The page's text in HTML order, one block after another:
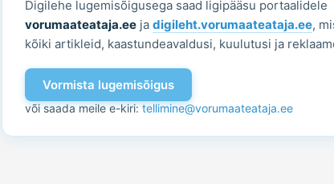
Digilehe lugemisõigusega saad ligipääsu portaalidele
vorumaateataja.ee ja digileht.vorumaateataja.ee,
kõiki artikleid, kaastundeavaldusi, kuulutusi ja
Vormista lugemisõigus
või saada meile e-kiri:tellimine@vorumaateataja.ee